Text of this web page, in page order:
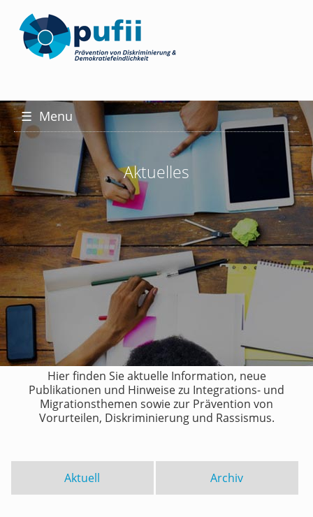
☰ Menu
Aktuelles
Hier finden Sie aktuelle Information, neue
Publikationen und Hinweise zu Integrations- und
Migrationsthemen sowie zur Prävention von
Vorurteilen, Diskriminierung und Rassismus.
Aktuell Archiv